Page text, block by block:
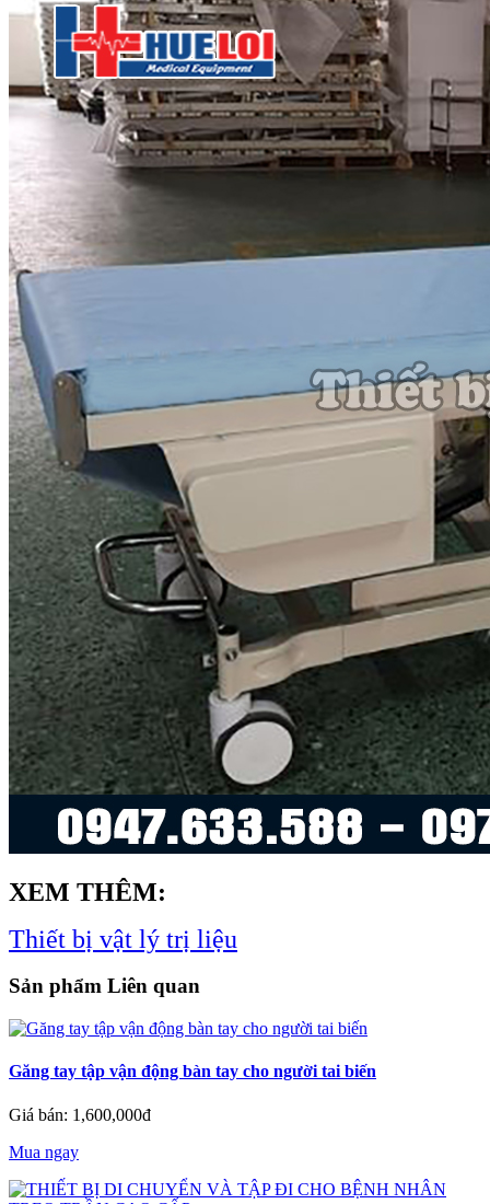
XEM THÊM:
Thiết bị vật lý trị liệu
Sản phẩm Liên quan
Găng tay tập vận động bàn tay cho người tai biến
Giá bán: 1,600,000đ
Mua ngay